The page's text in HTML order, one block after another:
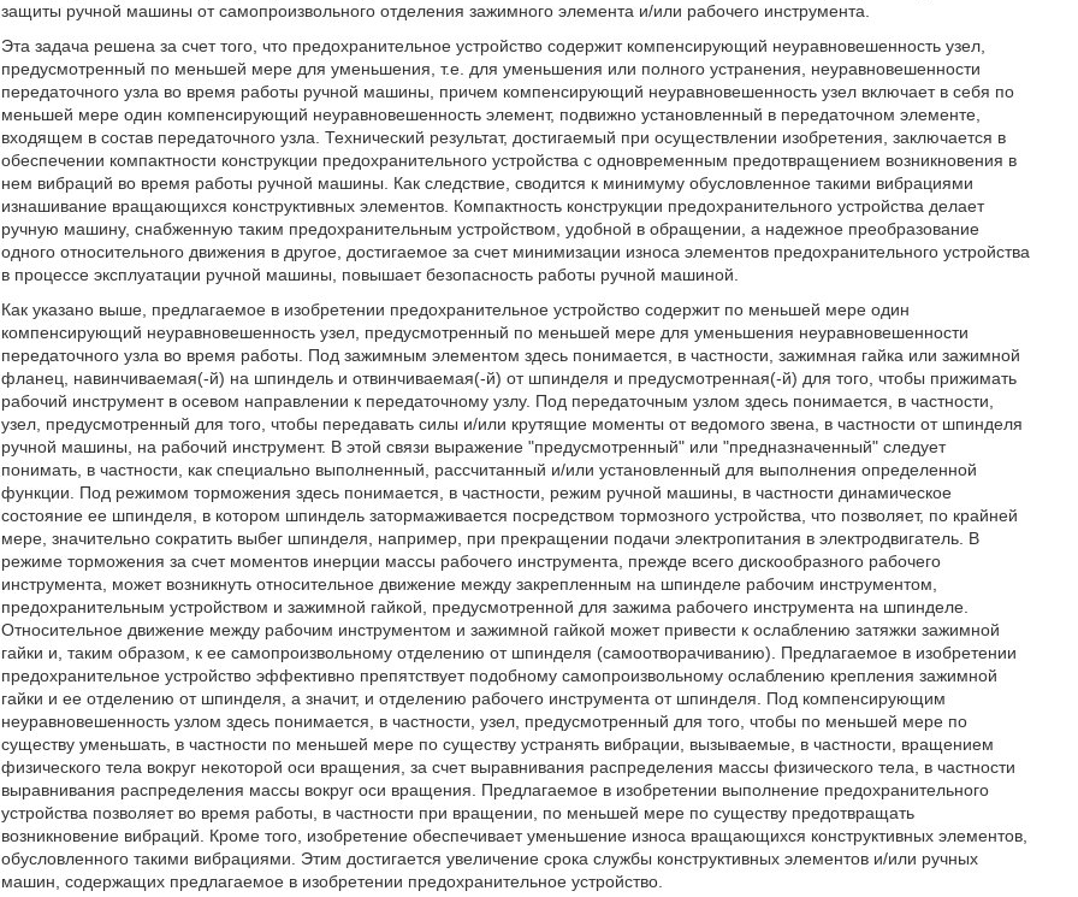
защиты ручной машины от самопроизвольного отделения зажимного элемента и/или рабочего инструмента.
Эта задача решена за счет того, что предохранительное устройство содержит компенсирующий неуравновешенность узел,
предусмотренный по меньшей мере для уменьшения, т.е. для уменьшения или полного устранения, неуравновешенности
передаточного узла во время работы ручной машины, причем компенсирующий неуравновешенность узел включает в себя по
меньшей мере один компенсирующий неуравновешенность элемент, подвижно установленный в передаточном элементе,
входящем в состав передаточного узла. Технический результат, достигаемый при осуществлении изобретения, заключается в
обеспечении компактности конструкции предохранительного устройства с одновременным предотвращением возникновения в
нем вибраций во время работы ручной машины. Как следствие, сводится к минимуму обусловленное такими вибрациями
изнашивание вращающихся конструктивных элементов. Компактность конструкции предохранительного устройства делает
ручную машину, снабженную таким предохранительным устройством, удобной в обращении, а надежное преобразование
одного относительного движения в другое, достигаемое за счет минимизации износа элементов предохранительного устройства
в процессе эксплуатации ручной машины, повышает безопасность работы ручной машиной.
Как указано выше, предлагаемое в изобретении предохранительное устройство содержит по меньшей мере один
компенсирующий неуравновешенность узел, предусмотренный по меньшей мере для уменьшения неуравновешенности
передаточного узла во время работы. Под зажимным элементом здесь понимается, в частности, зажимная гайка или зажимной
фланец, навинчиваемая(-й) на шпиндель и отвинчиваемая(-й) от шпинделя и предусмотренная(-й) для того, чтобы прижимать
рабочий инструмент в осевом направлении к передаточному узлу. Под передаточным узлом здесь понимается, в частности,
узел, предусмотренный для того, чтобы передавать силы и/или крутящие моменты от ведомого звена, в частности от шпинделя
ручной машины, на рабочий инструмент. В этой связи выражение "предусмотренный" или "предназначенный" следует
понимать, в частности, как специально выполненный, рассчитанный и/или установленный для выполнения определенной
функции. Под режимом торможения здесь понимается, в частности, режим ручной машины, в частности динамическое
состояние ее шпинделя, в котором шпиндель затормаживается посредством тормозного устройства, что позволяет, по крайней
мере, значительно сократить выбег шпинделя, например, при прекращении подачи электропитания в электродвигатель. В
режиме торможения за счет моментов инерции массы рабочего инструмента, прежде всего дискообразного рабочего
инструмента, может возникнуть относительное движение между закрепленным на шпинделе рабочим инструментом,
предохранительным устройством и зажимной гайкой, предусмотренной для зажима рабочего инструмента на шпинделе.
Относительное движение между рабочим инструментом и зажимной гайкой может привести к ослаблению затяжки зажимной
гайки и, таким образом, к ее самопроизвольному отделению от шпинделя (самоотворачиванию). Предлагаемое в изобретении
предохранительное устройство эффективно препятствует подобному самопроизвольному ослаблению крепления зажимной
гайки и ее отделению от шпинделя, а значит, и отделению рабочего инструмента от шпинделя. Под компенсирующим
неуравновешенность узлом здесь понимается, в частности, узел, предусмотренный для того, чтобы по меньшей мере по
существу уменьшать, в частности по меньшей мере по существу устранять вибрации, вызываемые, в частности, вращением
физического тела вокруг некоторой оси вращения, за счет выравнивания распределения массы физического тела, в частности
выравнивания распределения массы вокруг оси вращения. Предлагаемое в изобретении выполнение предохранительного
устройства позволяет во время работы, в частности при вращении, по меньшей мере по существу предотвращать
возникновение вибраций. Кроме того, изобретение обеспечивает уменьшение износа вращающихся конструктивных элементов,
обусловленного такими вибрациями. Этим достигается увеличение срока службы конструктивных элементов и/или ручных
машин, содержащих предлагаемое в изобретении предохранительное устройство.